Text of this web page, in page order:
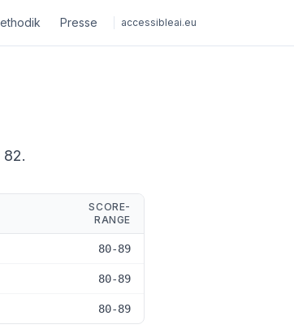
Presse accessibleai.eu
82.
SCORE-
RANGE
80-89
80-89
80-89